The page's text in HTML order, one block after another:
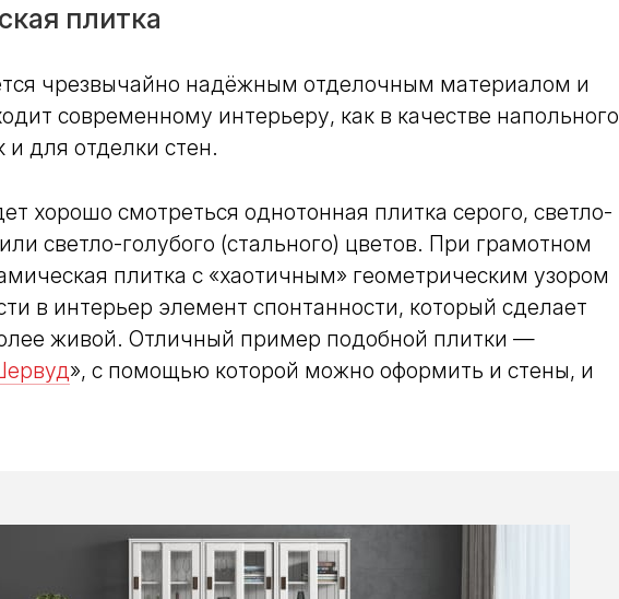
плитка
чрезвычайно надёжным отделочным материалом и
современному интерьеру, как в качестве напольного
и для отделки стен.
хорошо смотреться однотонная плитка серого, светло-
светло-голубого (стального) цветов. При грамотном
плитка с «хаотичным» геометрическим узором
в интерьер элемент спонтанности, который сделает
живой. Отличный пример подобной плитки —
», с помощью которой можно оформить и стены, и